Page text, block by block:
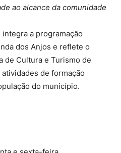
ao alcance da comunidade
a programação
dos Anjos e reflete o
de Cultura e Turismo de
de formação
do município.